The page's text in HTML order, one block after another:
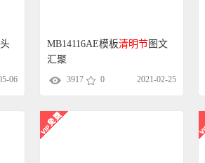
06
MB14116AE模板清明节图文
汇聚
3917 0 2021-02-25